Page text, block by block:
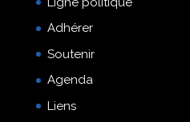
Adhérer
Soutenir
Agenda
Liens